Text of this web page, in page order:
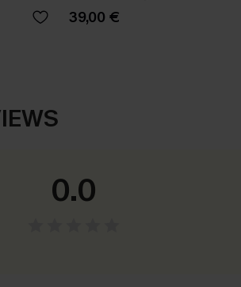
39,00 €
0.0